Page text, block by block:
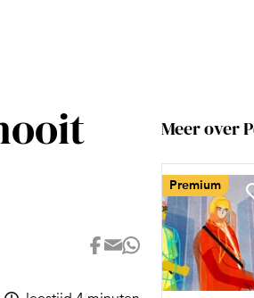
Meer over
Premium